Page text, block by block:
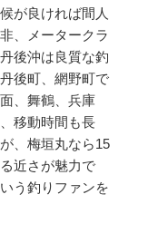
が良ければ間人
、メータークラ
後沖は良質な釣
後町、網野町で
、舞鶴、兵庫
移動時間も長
、梅垣丸なら15
近さが魅力で
う釣りファンを